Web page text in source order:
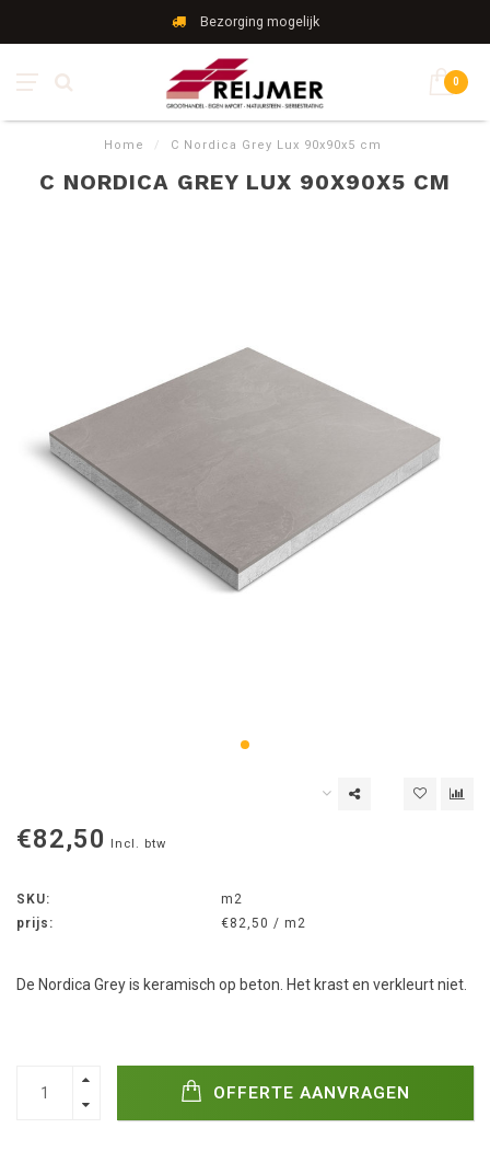
Bezorging mogelijk
0
Home / C Nordica Grey Lux 90x90x5 cm
C NORDICA GREY LUX 90X90X5 CM
€82,50 Incl. btw
SKU:
m2
prijs:
€82,50 / m2
De Nordica Grey is keramisch op beton. Het krast en verkleurt niet.
OFFERTE AANVRAGEN